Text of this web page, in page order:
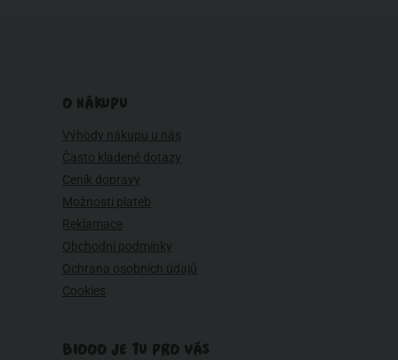
O NÁKUPU
Výhody nákupu u nás
Často kladené dotazy
Ceník dopravy
Možnosti plateb
Reklamace
Obchodní podmínky
Ochrana osobních údajů
Cookies
BIOOO JE TU PRO VÁS